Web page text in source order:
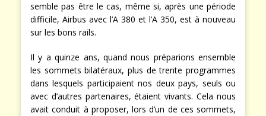
semble pas être le cas, même si, après une période
difficile, Airbus avec l’A 380 et l’A 350, est à nouveau
sur les bons rails.
Il y a quinze ans, quand nous préparions ensemble
les sommets bilatéraux, plus de trente programmes
dans lesquels participaient nos deux pays, seuls ou
avec d’autres partenaires, étaient vivants. Cela nous
avait conduit à proposer, lors d’un de ces sommets,